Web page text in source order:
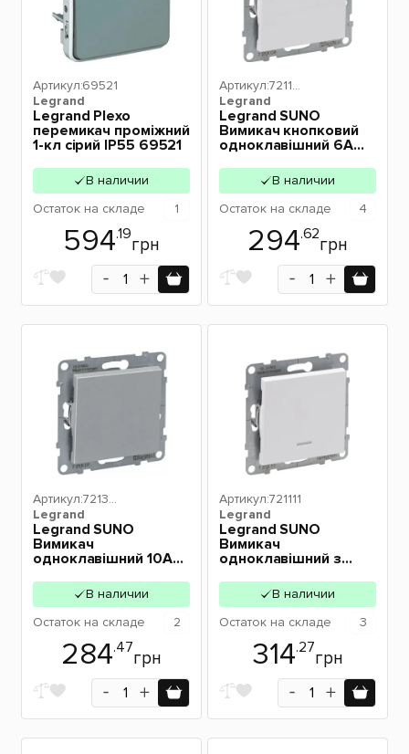
Legrand
Артикул:69521
Legrand Plexo
перемикач проміжний
1-кл сірий IP55 69521
В наличии
Остаток на складе 1
594.19
грн
Legrand
Артикул:72110
9
Legrand SUNO
Вимикач кнопковий
одноклавішний 6А
колір Білий 721109
В наличии
Остаток на складе 4
294.62
грн
Legrand
Артикул:72130
1
Legrand SUNO
Вимикач
одноклавішний 10А
колір Алюміній
721301 В наличии
Остаток на складе 2
284.47
грн
Legrand
Артикул:721111
Legrand SUNO
Вимикач
одноклавішний з
автоматичні клеми,
колір Білий 721111
В наличии
Остаток на складе 3
314.27
грн